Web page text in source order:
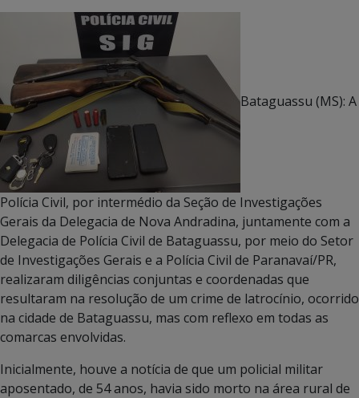
Bataguassu (MS): A
Polícia Civil, por intermédio da Seção de Investigações
Gerais da Delegacia de Nova Andradina, juntamente com a
Delegacia de Polícia Civil de Bataguassu, por meio do Setor
de Investigações Gerais e a Polícia Civil de Paranavaí/PR,
realizaram diligências conjuntas e coordenadas que
resultaram na resolução de um crime de latrocínio, ocorrido
na cidade de Bataguassu, mas com reflexo em todas as
comarcas envolvidas.
Inicialmente, houve a notícia de que um policial militar
aposentado, de 54 anos, havia sido morto na área rural de